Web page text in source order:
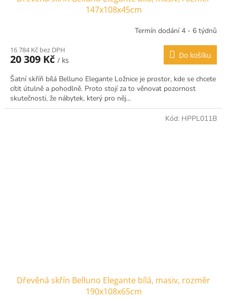
147x108x45cm
Termín dodání 4 - 6 týdnů
16 784 Kč bez DPH
20 309 Kč / ks
Do košíku
Šatní skříň bílá Belluno Elegante Ložnice je prostor, kde se chcete
cítit útulně a pohodlně. Proto stojí za to věnovat pozornost
skutečnosti, že nábytek, který pro něj...
Dřevěná skřín Belluno Elegante bílá, masiv, rozměr
190x108x65cm
Kód: HPPL011B